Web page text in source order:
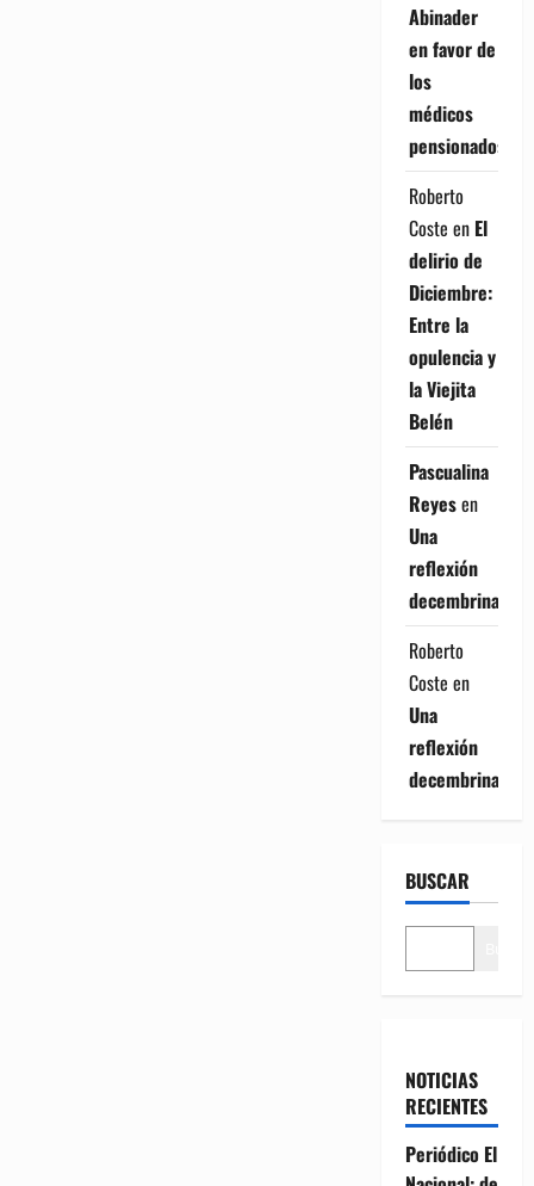
Abinader
en favor de
los
médicos
pensionados
Roberto
Coste en El
delirio de
Diciembre:
Entre la
opulencia y
la Viejita
Belén
Pascualina
Reyesen
Una
reflexión
decembrina
Roberto
Coste en
Una
reflexión
decembrina
BUSCAR
NOTICIAS
RECIENTES
Periódico El